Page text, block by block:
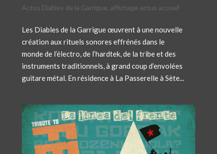
Actus Diables de la Garrigue affichage actus accueil
Les Diables de la Garrigue œuvrent à une nouvelle
création aux rituels sonores effrénés dans le
monde de l’électro, de l’hardtek, de la tribe et des
instruments traditionnels, à grand coup d’envolées
guitare métal. En résidence à La Passerelle à Sète...